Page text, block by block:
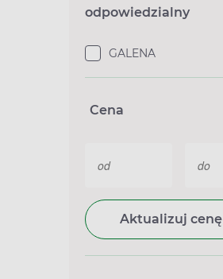
odpowiedzialny
GALENA
Cena
Aktualizuj cenę